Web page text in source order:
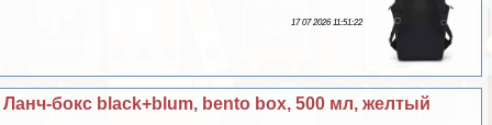
17 07 2026 11:51:22
Ланч-бокс black+blum, bento box, 500 мл, желтый